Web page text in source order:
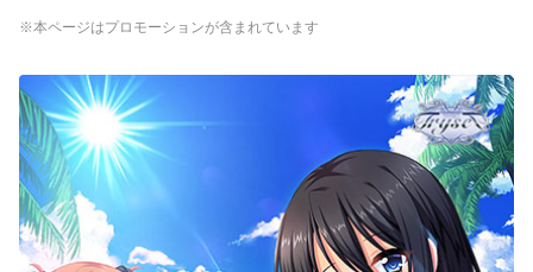
※本ページはプロモーションが含まれています